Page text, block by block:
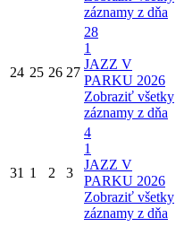
záznamy z dňa
24 25 26 27
28
1
JAZZ V
PARKU 2026
Zobraziť všetky
záznamy z dňa
31 1 2 3
4
1
JAZZ V
PARKU 2026
Zobraziť všetky
záznamy z dňa